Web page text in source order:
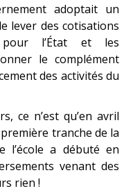
adoptait un
lever des cotisations
pour l’État et les
le complément
des activités du
ce n’est qu’en avril
première tranche de la
l’école a débuté en
venant des
rien !